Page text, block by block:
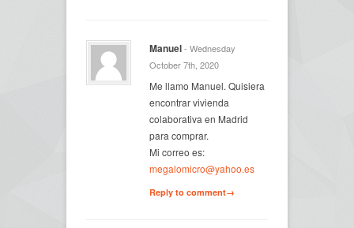
Manuel- Wednesday
October 7th, 2020
Me llamo Manuel. Quisiera
encontrar vivienda
colaborativa en Madrid
para comprar.
Mi correo es:
megalomicro@yahoo.es
Reply to comment→